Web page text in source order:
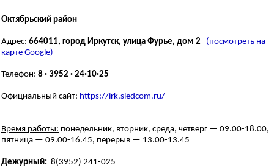
Октябрьский район
Адрес: 664011, город Иркутск, улица Фурье, дом 2
(посмотреть на
карте Google)
Телефон: 8 · 3952 · 24·10·25
Официальный сайт: https://irk.sledcom.ru/
Время работы: понедельник, вторник, среда, четверг — 09.00-18.00,
пятница — 09.00-16.45, перерыв — 13.00-13.45
Дежурный: 8(3952) 241-025